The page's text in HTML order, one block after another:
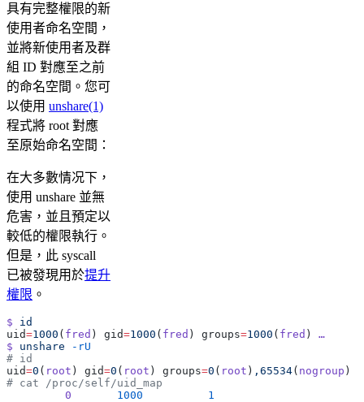
具有完整權限的新
使用者命名空間，
並將新使用者及群
組 ID 對應至之前
的命名空間。您可
以使用 unshare(1)
程式將 root 對應
至原始命名空間：
在大多數情况下，
使用 unshare 並無
危害，並且預定以
較低的權限執行。
但是，此 syscall
已被發現用於提升
權限 。
$ id
uid=1000 ( fred ) gid=1000 ( fred ) groups=1000 ( fred ) …
$ unshare -rU
# id
uid=0 ( root ) gid=0 ( root ) groups=0 ( root ) ,65534( nogroup )
# cat /proc/self/uid_map
         0
       1000
          1